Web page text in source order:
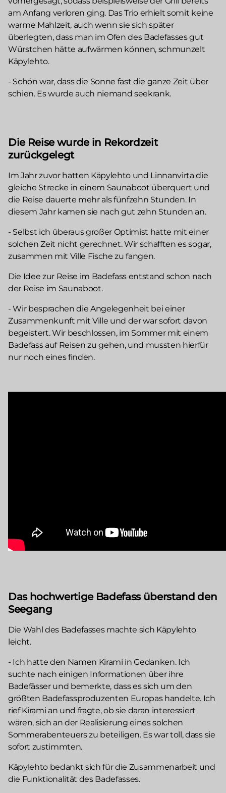
am Anfang verloren ging. Das Trio erhielt somit keine
warme Mahlzeit, auch wenn sie sich später
überlegten, dass man im Ofen des Badefasses gut
Würstchen hätte aufwärmen können, schmunzelt
Käpylehto.
- Schön war, dass die Sonne fast die ganze Zeit über
schien. Es wurde auch niemand seekrank.
Die Reise wurde in Rekordzeit
zurückgelegt
Im Jahr zuvor hatten Käpylehto und Linnanvirta die
gleiche Strecke in einem Saunaboot überquert und
die Reise dauerte mehr als fünfzehn Stunden. In
diesem Jahr kamen sie nach gut zehn Stunden an.
- Selbst ich überaus großer Optimist hatte mit einer
solchen Zeit nicht gerechnet. Wir schafften es sogar,
zusammen mit Ville Fische zu fangen.
Die Idee zur Reise im Badefass entstand schon nach
der Reise im Saunaboot.
- Wir besprachen die Angelegenheit bei einer
Zusammenkunft mit Ville und der war sofort davon
begeistert. Wir beschlossen, im Sommer mit einem
Badefass auf Reisen zu gehen, und mussten hierfür
nur noch eines finden.
Das hochwertige Badefass überstand den
Seegang
Die Wahl des Badefasses machte sich Käpylehto
leicht.
- Ich hatte den Namen Kirami in Gedanken. Ich
suchte nach einigen Informationen über ihre
Badefässer und bemerkte, dass es sich um den
größten Badefassproduzenten Europas handelte. Ich
rief Kirami an und fragte, ob sie daran interessiert
wären, sich an der Realisierung eines solchen
Sommerabenteuers zu beteiligen. Es war toll, dass sie
sofort zustimmten.
Käpylehto bedankt sich für die Zusammenarbeit und
die Funktionalität des Badefasses.